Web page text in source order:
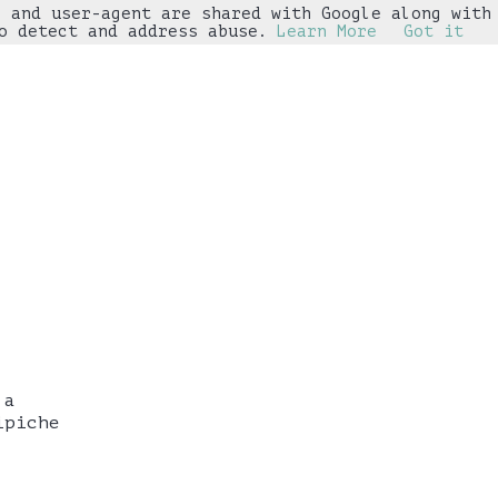
▼
user-agent are shared with Google along with
and address abuse.
Learn More Got it